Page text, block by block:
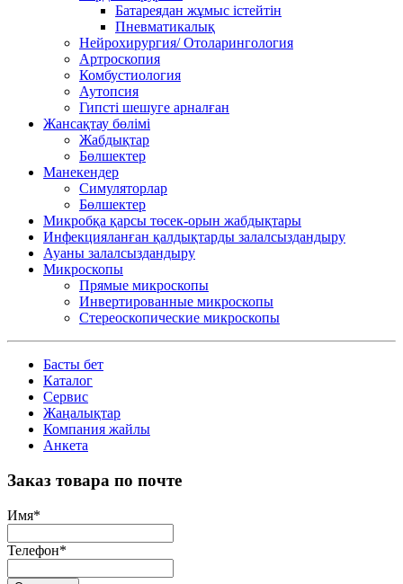
Батареядан жұмыс істейтін
Пневматикалық
Нейрохирургия/ Отоларингология
Артроскопия
Комбустиология
Аутопсия
Гипсті шешуге арналған
Жансақтау бөлімі
Жабдықтар
Бөлшектер
Манекендер
Симуляторлар
Бөлшектер
Микробқа қарсы төсек-орын жабдықтары
Инфекцияланған қалдықтарды залалсыздандыру
Ауаны залалсыздандыру
Микроскопы
Прямые микроскопы
Инвертированные микроскопы
Стереоскопические микроскопы
Басты бет
Каталог
Сервис
Жаңалықтар
Компания жайлы
Анкета
Заказ товара по почте
Имя*
Телефон*